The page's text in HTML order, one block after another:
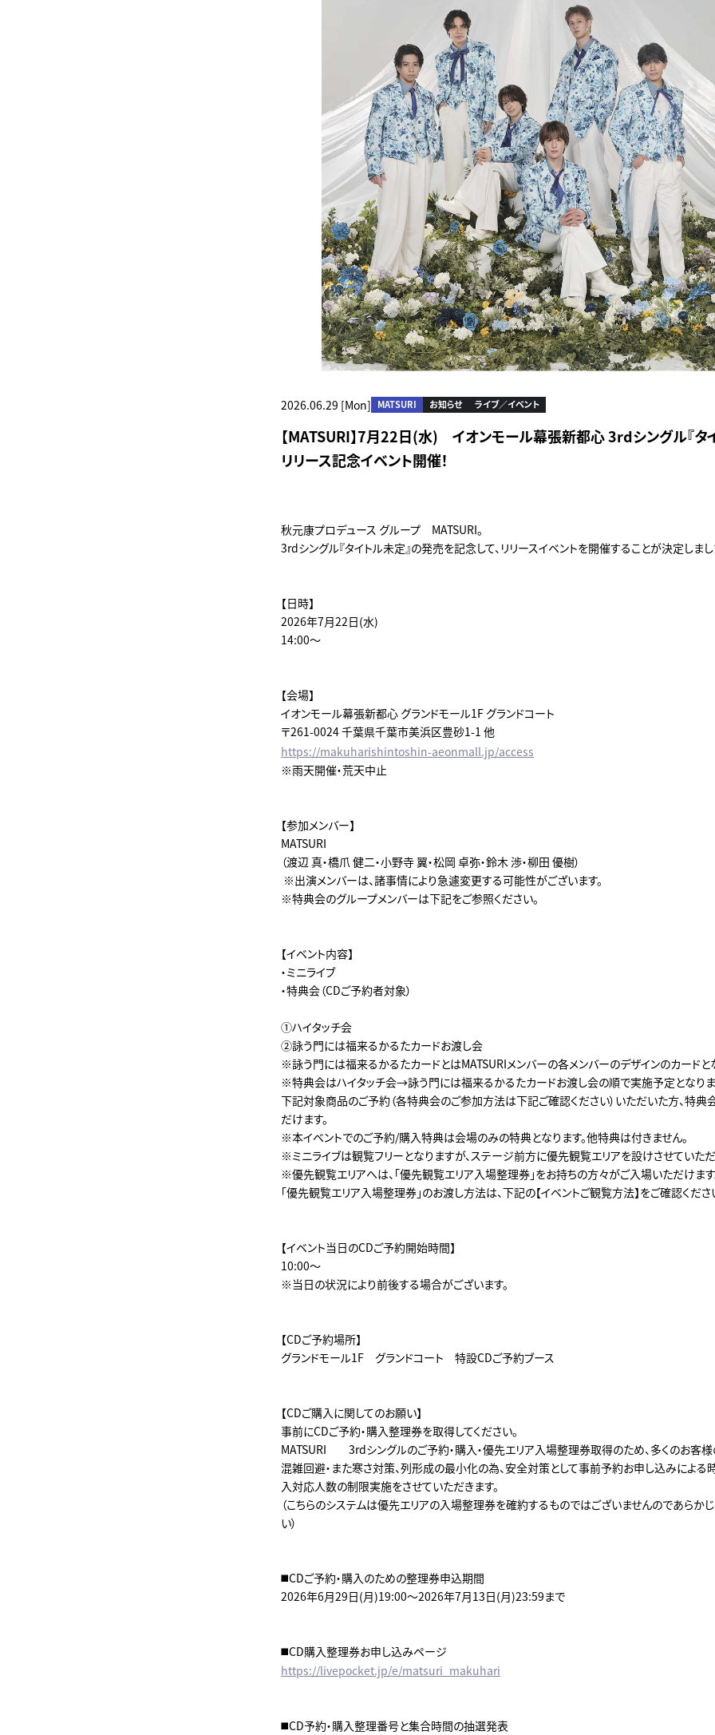
2026.06.29 [Mon] MATSURI お知らせ ライブ／イベント
【MATSURI】7月22日(水) イオンモール幕張新都心 3rdシングル『タ
リリース記念イベント開催！
秋元康プロデュース グループ MATSURI。
3rdシングル『タイトル未定』の発売を記念して、リリースイベントを開催することが決定しまし
【日時】
2026年7月22日(水)
14:00～
【会場】
イオンモール幕張新都心 グランドモール1F グランドコート
〒261-0024 千葉県千葉市美浜区豊砂1-1 他
https://makuharishintoshin-aeonmall.jp/access
※雨天開催・荒天中止
【参加メンバー】
MATSURI
（渡辺 真・橋爪 健二・小野寺 翼・松岡 卓弥・鈴木 渉・柳田 優樹）
※出演メンバーは、諸事情により急遽変更する可能性がございます。
※特典会のグループメンバーは下記をご参照ください。
【イベント内容】
・ミニライブ
・特典会（CDご予約者対象）
①ハイタッチ会
②詠う門には福来るかるたカードお渡し会
※詠う門には福来るかるたカードとはMATSURIメンバーの各メンバーのデザインのカードと
※特典会はハイタッチ会→詠う門には福来るかるたカードお渡し会の順で実施予定となりま
下記対象商品のご予約（各特典会のご参加方法は下記ご確認ください）いただいた方、特典
だけます。
※本イベントでのご予約/購入特典は会場のみの特典となります。他特典は付きません。
※ミニライブは観覧フリーとなりますが、ステージ前方に優先観覧エリアを設けさせていただ
※優先観覧エリアへは、「優先観覧エリア入場整理券」をお持ちの方々がご入場いただけます
「優先観覧エリア入場整理券」のお渡し方法は、下記の【イベントご観覧方法】をご確認くださ
【イベント当日のCDご予約開始時間】
10:00～
※当日の状況により前後する場合がございます。
【CDご予約場所】
グランドモール1F グランドコート 特設CDご予約ブース
【CDご購入に関してのお願い】
事前にCDご予約・購入整理券を取得してください。
MATSURI 3rdシングルのご予約・購入・優先エリア入場整理券取得のため、多くのお客様
混雑回避・また寒さ対策、列形成の最小化の為、安全対策として事前予約お申し込みによる
入対応人数の制限実施をさせていただきます。
（こちらのシステムは優先エリアの入場整理券を確約するものではございませんのであらか
い）
◼️CDご予約・購入のための整理券申込期間
2026年6月29日(月)19:00～2026年7月13日(月)23:59まで
◼️CD購入整理券お申し込みページ
https://livepocket.jp/e/matsuri_makuhari
◼️CD予約・購入整理番号と集合時間の抽選発表